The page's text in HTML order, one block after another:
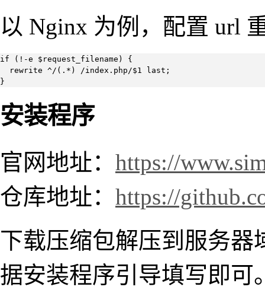
以 Nginx 为例，配置 url
if (!-e $request_filename) {
  rewrite ^/(.*) /index.php/$1 last;
}
安装程序
官网地址： https://
仓库地址： https://
下载压缩包解压到服务
据安装程序引导填写即可